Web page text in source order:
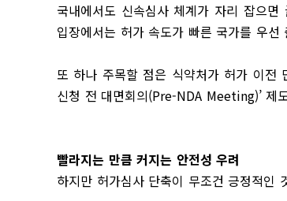
국내에서도 신속심사 체계가 자리 잡으
입장에서는 허가 속도가 빠른 국가를 우
또 하나 주목할 점은 식약처가 허가 이전
신청 전 대면회의(Pre-NDA Meeting)’ 제
빨라지는 만큼 커지는 안전성 우려
하지만 허가심사 단축이 무조건 긍정적인